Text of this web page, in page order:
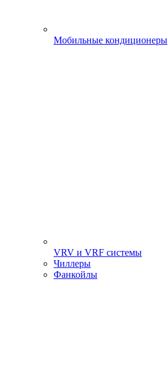
Мобильные кондиционеры
VRV и VRF системы
Чиллеры
Фанкойлы